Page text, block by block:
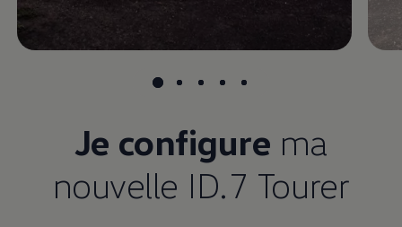
Je configure ma
nouvelle ID.7 Tourer